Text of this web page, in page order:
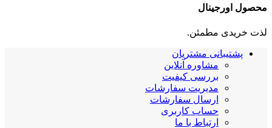
محصول اورجینال
لذت خریدی مطمئن.
پشتیبانی مشتریان
مشاوره آنلاین
بررسی کیفیت
مدیریت سفارشات
ارسال سفارشات
حساب کاربری
ارتباط با ما